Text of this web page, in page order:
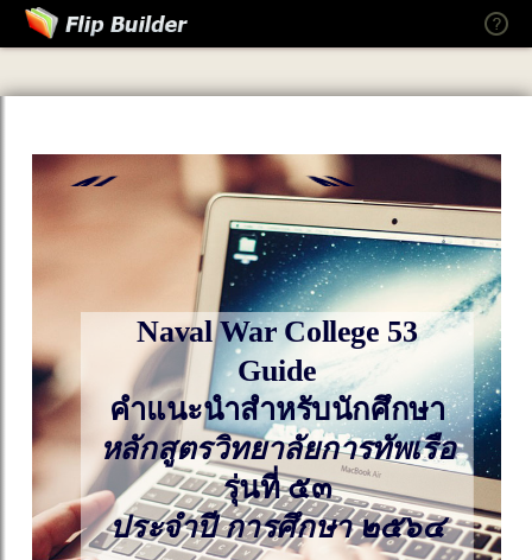
Naval War College 53
Guide
คำแนะนำสำหรับนักศึกษา
หลักสูตรวิทยาลัยการทัพเรือ
รุ่นที่ ๕๓
ประจำปี การศึกษา ๒๕๖๔
การ